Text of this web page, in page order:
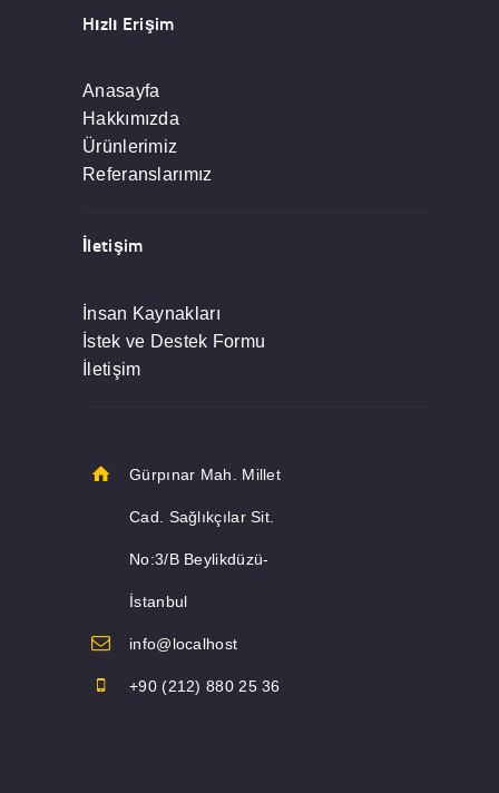
Hızlı Erişim
Anasayfa
Hakkımızda
Ürünlerimiz
Referanslarımız
İletişim
İnsan Kaynakları
İstek ve Destek Formu
İletişim
Gürpınar Mah. Millet
Cad. Sağlıkçılar Sit.
No:3/B Beylikdüzü-
İstanbul
info@localhost
+90 (212) 880 25 36